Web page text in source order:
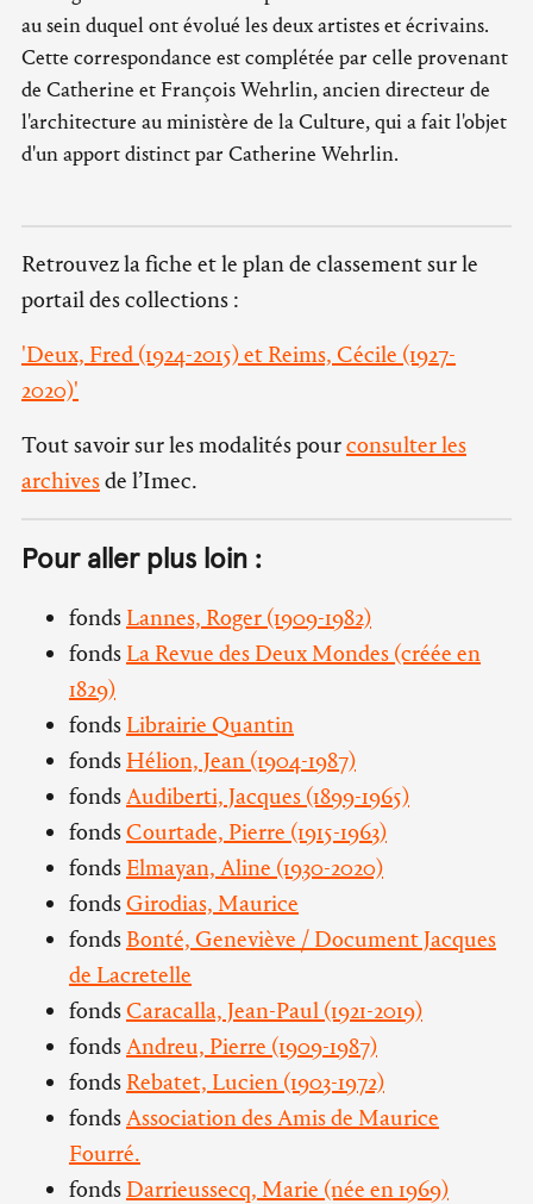
au sein duquel ont évolué les deux artistes et écrivains.
Cette correspondance est complétée par celle provenant
de Catherine et François Wehrlin, ancien directeur de
l'architecture au ministère de la Culture, qui a fait l'objet
d'un apport distinct par Catherine Wehrlin.
Retrouvez la fiche et le plan de classement sur le
portail des collections :
'Deux, Fred (1924-2015) et Reims, Cécile (1927-
2020)'
Tout savoir sur les modalités pourconsulter les
archivesde l’Imec.
Pour aller plus loin :
fonds Lannes, Roger (1909-1982)
fonds La Revue des Deux Mondes (créée en
1829)
fonds Librairie Quantin
fonds Hélion, Jean (1904-1987)
fondsAudiberti, Jacques (1899-1965)
fondsCourtade, Pierre (1915-1963)
fonds Elmayan, Aline (1930-2020)
fondsGirodias, Maurice
fonds Bonté, Geneviève / Document Jacques
de Lacretelle
fondsCaracalla, Jean-Paul (1921-2019)
fondsAndreu, Pierre (1909-1987)
fonds Rebatet, Lucien (1903-1972)
fondsAssociation des Amis de Maurice
Fourré.
fonds Darrieussecq, Marie (née en 1969)